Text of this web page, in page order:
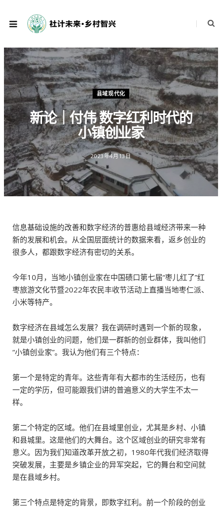
县域现代化
新论｜付伟 数字红利时代的
小镇创业家
2023年4月13日
信息基础设施的改善和数字经济的普惠给县域经济带来一种
新的发展和机会。从全国层面统计的数据来看，返乡创业的
很多人，都跟数字经济有密切的关系。
今年10月，当地小镇创业家在中国碛口第七届“枣儿红了”红
枣旅游文化节暨2022年农民丰收节活动上直播当地枣仁派、
小米等特产。
数字经济在县域怎么发展？我在调研时遇到一个新的现象，
就是小镇创业的问题，他们是一群新的创业群体，我叫他们
“小镇创业家”。我认为他们有三个特点：
第一个是特定的青年。这些青年有大都市的生活经历，也有
一定的学历，但可能跟我们讲的普遍意义的大学生不太一
样。
第二个特定的区域。他们在县域里创业，尤其是乡村、小镇
和县城里。这是他们的大舞台。这个区域创业的研究非常有
意义。因为我们知道改革开放之初，1980年代我们经济取得
突破发展，主要是乡镇企业的异军突起，它的舞台和空间就
是在县域乡村。
第三个特点是特定的背景，即数字红利。前一个阶段的创业